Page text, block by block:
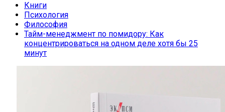
Книги
Психология
Философия
Тайм-менеджмент по помидору: Как
концентрироваться на одном деле хотя бы 25
минут